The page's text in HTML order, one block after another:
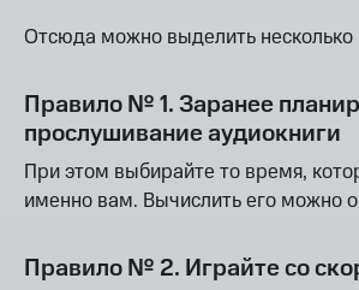
Отсюда можно выделить несколько
Правило № 1. Заранее
прослушивание аудиокниги
При этом выбирайте то время,
именно вам. Вычислить его можно
Правило № 2. Играйте со